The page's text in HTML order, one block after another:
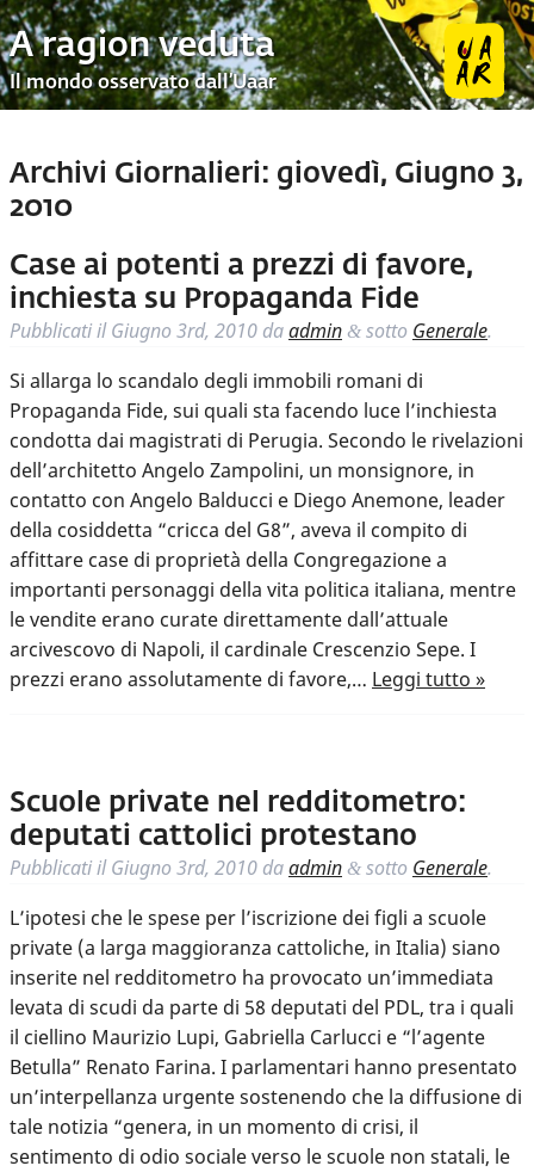
A ragion veduta
Il mondo osservato dall’Uaar
Archivi Giornalieri: giovedì, Giugno 3,
2010
Case ai potenti a prezzi di favore,
inchiesta su Propaganda Fide
Pubblicati ilGiugno 3rd, 2010 daadmin & sotto Generale.
Si allarga lo scandalo degli immobili romani di
Propaganda Fide, sui quali sta facendo luce l’inchiesta
condotta dai magistrati di Perugia. Secondo le rivelazioni
dell’architetto Angelo Zampolini, un monsignore, in
contatto con Angelo Balducci e Diego Anemone, leader
della cosiddetta “cricca del G8”, aveva il compito di
affittare case di proprietà della Congregazione a
importanti personaggi della vita politica italiana, mentre
le vendite erano curate direttamente dall’attuale
arcivescovo di Napoli, il cardinale Crescenzio Sepe. I
prezzi erano assolutamente di favore,… Leggi tutto »
Scuole private nel redditometro:
deputati cattolici protestano
Pubblicati ilGiugno 3rd, 2010 daadmin & sotto Generale.
L’ipotesi che le spese per l’iscrizione dei figli a scuole
private (a larga maggioranza cattoliche, in Italia) siano
inserite nel redditometro ha provocato un’immediata
levata di scudi da parte di 58 deputati del PDL, tra i quali
il ciellino Maurizio Lupi, Gabriella Carlucci e “l’agente
Betulla” Renato Farina. I parlamentari hanno presentato
un’interpellanza urgente sostenendo che la diffusione di
tale notizia “genera, in un momento di crisi, il
sentimento di odio sociale verso le scuole non statali, le